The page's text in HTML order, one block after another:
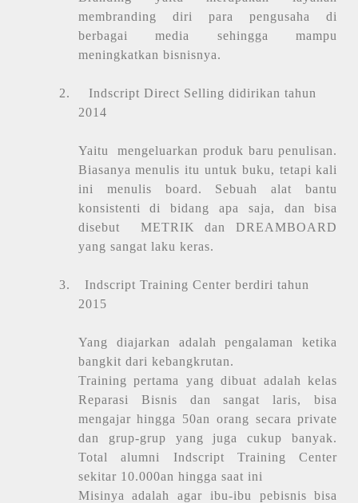
membranding diri para pengusaha di
berbagai media sehingga mampu
meningkatkan bisnisnya.
2.
Indscript Direct Selling didirikan tahun
2014
Yaitu
mengeluarkan produk baru penulisan.
Biasanya menulis itu untuk buku, tetapi kali
ini menulis board. Sebuah alat bantu
konsistenti di bidang apa saja, dan bisa
disebut
METRIK dan DREAMBOARD
yang sangat laku keras.
3.
Indscript Training Center berdiri tahun
2015
Yang diajarkan adalah pengalaman ketika
bangkit dari kebangkrutan.
Training pertama yang dibuat adalah kelas
Reparasi Bisnis dan sangat laris, bisa
mengajar hingga 50an orang secara private
dan grup-grup yang juga cukup banyak.
Total alumni Indscript Training Center
sekitar 10.000an hingga saat ini
Misinya adalah agar ibu-ibu pebisnis bisa